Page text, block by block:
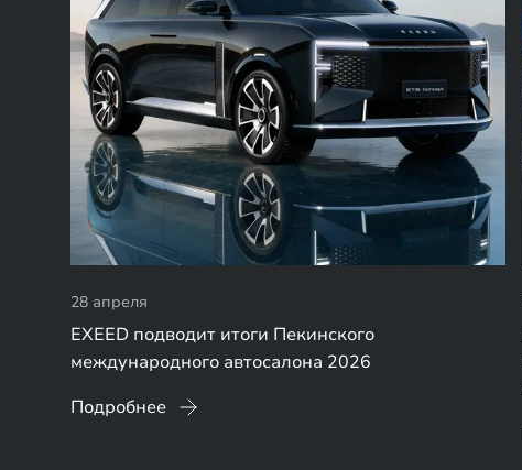
28 апреля
EXEED подводит итоги Пекинского
международного автосалона 2026
Подробнее